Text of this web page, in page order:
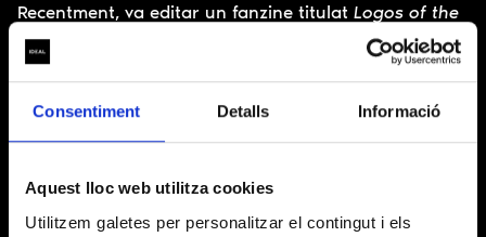
Consentiment Detalls Informació
Aquest lloc web utilitza cookies
Utilitzem galetes per personalitzar el contingut i els
Recentment, va editar un fanzine titulat Logos of the
Venezuelan Minitecas
(també amb Klasse Wrecks) i va
ser un dels artistes convidats per ARCA per a tocar
Veneçuela. És fundador dels segells Vimana i ACA, i
forma part dels artistes de la plataforma Lapsus a